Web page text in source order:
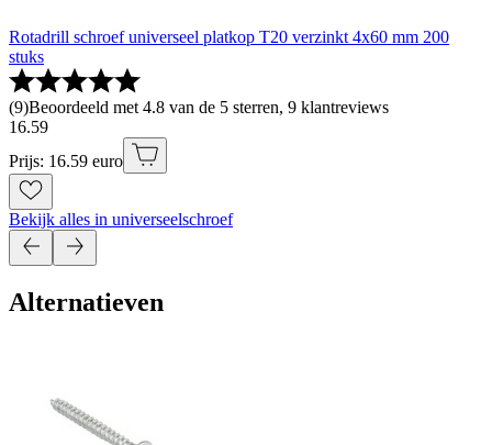
Rotadrill schroef universeel platkop T20 verzinkt 4x60 mm 200
stuks
(9)Beoordeeld met 4.8 van de 5 sterren, 9 klantreviews
16.59
Prijs: 16.59 euro
Bekijk alles in universeelschroef
Alternatieven